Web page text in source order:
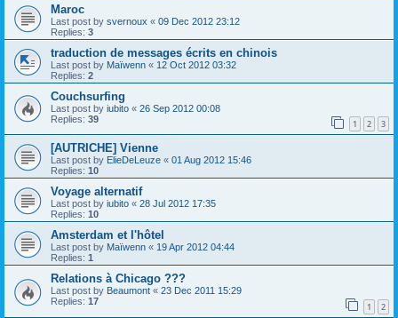
Maroc
Last post by svernoux « 09 Dec 2012 23:12
Replies: 3
traduction de messages écrits en chinois
Last post by Maïwenn « 12 Oct 2012 03:32
Replies: 2
Couchsurfing
Last post by iubito « 26 Sep 2012 00:08
Replies: 39 1 2 3
[AUTRICHE] Vienne
Last post by ElieDeLeuze « 01 Aug 2012 15:46
Replies: 10
Voyage alternatif
Last post by iubito « 28 Jul 2012 17:35
Replies: 10
Amsterdam et l'hôtel
Last post by Maïwenn « 19 Apr 2012 04:44
Replies: 1
Relations à Chicago ???
Last post by Beaumont « 23 Dec 2011 15:29
Replies: 17 1 2